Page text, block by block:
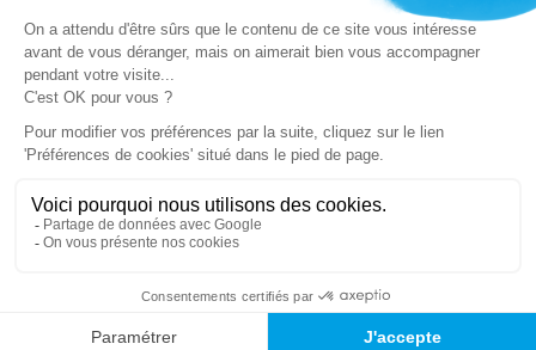
03.85.32.96.74
© 2026 -KPX PARTS- SITE CRÉÉ PARLET'S CLIC
TROUVEZ LA BONNE PIÈCE RAPIDEMENT
03.85.32.96.74